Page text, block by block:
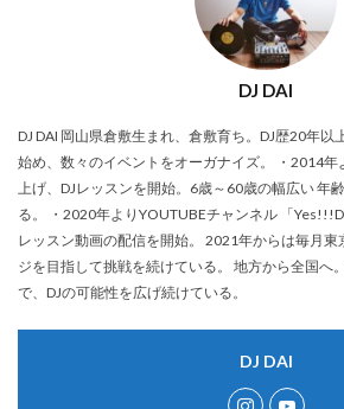
DJ DAI
DJ DAI 岡山県倉敷生まれ、倉敷育ち。DJ歴20年以
始め、数々のイベントをオーガナイズ。 ・2014年
上げ、DJレッスンを開始。6歳～60歳の幅広い 年
る。 ・2020年よりYOUTUBEチャンネル 「
レッスン動画の配信を開始。 2021年からは毎月
ジを目指して挑戦を続けている。 地方から全国へ
で、DJの可能性を広げ続けている。
DJ DAI